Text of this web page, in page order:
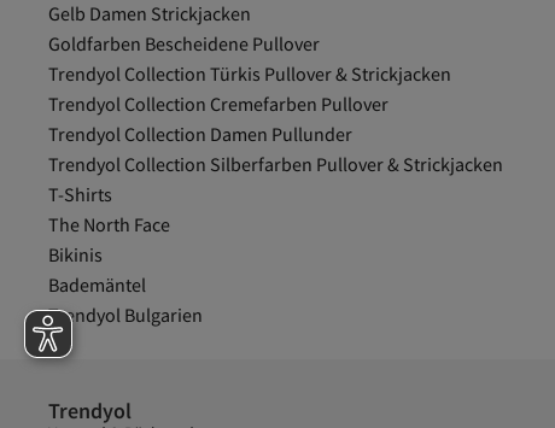
Gelb Damen Strickjacken
Goldfarben Bescheidene Pullover
Trendyol Collection Türkis Pullover & Strickjacken
Trendyol Collection Cremefarben Pullover
Trendyol Collection Damen Pullunder
Trendyol Collection Silberfarben Pullover & Strickjacken
T-Shirts
The North Face
Bikinis
Bademäntel
Trendyol Bulgarien
Trendyol